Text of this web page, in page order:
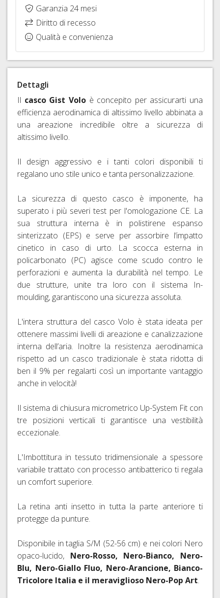
Garanzia 24 mesi
Diritto di recesso
Qualità e convenienza
Dettagli
Il casco Gist Voloè concepito per assicurarti una
efficienza aerodinamica di altissimo livello abbinata a
una areazione incredibile oltre a sicurezza di
altissimo livello.
Il design aggressivo e i tanti colori disponibili ti
regalano uno stile unico e tanta personalizzazione.
La sicurezza di questo casco è imponente, ha
superato i più severi test per l'omologazione CE. La
sua struttura interna è in polistirene espanso
sinterizzato (EPS) e serve per assorbire l’impatto
cinetico in caso di urto. La scocca esterna in
policarbonato (PC) agisce come scudo contro le
perforazioni e aumenta la durabilità nel tempo. Le
due strutture, unite tra loro con il sistema In-
moulding, garantiscono una sicurezza assoluta.
L'intera struttura del casco Volo è stata ideata per
ottenere massimi livelli di areazione e canalizzazione
interna dell’aria. Inoltre la resistenza aerodinamica
rispetto ad un casco tradizionale è stata ridotta di
ben il 9% per regalarti così un importante vantaggio
anche in velocità!
Il sistema di chiusura micrometrico Up-System Fit con
tre posizioni verticali ti garantisce una vestibilità
eccezionale.
L'Imbottitura in tessuto tridimensionale a spessore
variabile trattato con processo antibatterico ti regala
un comfort superiore.
La retina anti insetto in tutta la parte anteriore ti
protegge da punture.
Disponibile in taglia S/M (52-56 cm) e nei colori Nero
opaco-lucido, Nero-Rosso, Nero-Bianco, Nero-
Blu, Nero-Giallo Fluo, Nero-Arancione, Bianco-
Tricolore Italia e il meraviglioso Nero-Pop Art.